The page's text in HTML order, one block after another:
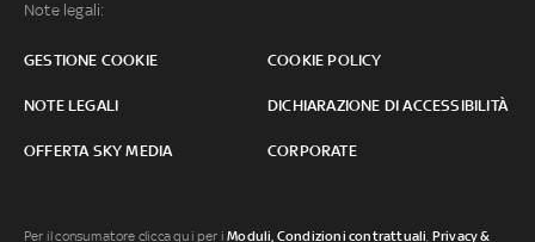
Note legali:
GESTIONE COOKIE COOKIE POLICY
NOTE LEGALI DICHIARAZIONE DI ACCESSIBILITÀ
OFFERTA SKY MEDIA CORPORATE
Per il consumatore clicca qui per iModuli, Condizioni contrattuali, Privacy &